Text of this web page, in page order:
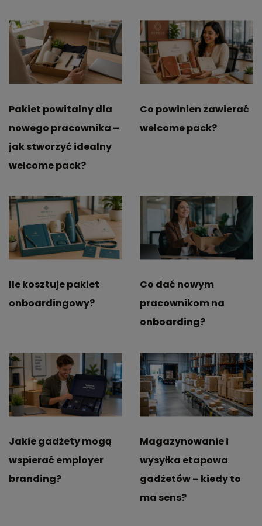
Pakiet powitalny dla
nowego pracownika –
jak stworzyć idealny
welcome pack?
Co powinien zawierać
welcome pack?
Ile kosztuje pakiet
onboardingowy?
Co dać nowym
pracownikom na
onboarding?
Jakie gadżety mogą
wspierać employer
branding?
Magazynowanie i
wysyłka etapowa
gadżetów – kiedy to
ma sens?